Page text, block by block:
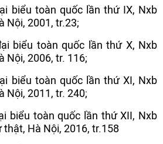
biểu toàn quốc lần thứ IX, Nxb
Nội, 2001, tr.23;
biểu toàn quốc lần thứ X, Nxb
Nội, 2006, tr. 116;
biểu toàn quốc lần thứ XI, Nxb
Nội, 2011, tr. 240;
biểu toàn quốc lần thứ XII, Nxb
thật, Hà Nội, 2016, tr.158